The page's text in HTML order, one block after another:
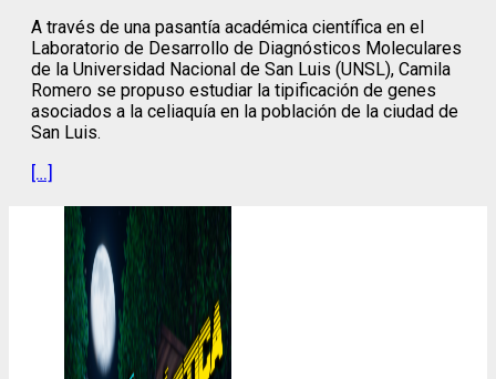
A través de una pasantía académica científica en el
Laboratorio de Desarrollo de Diagnósticos Moleculares
de la Universidad Nacional de San Luis (UNSL), Camila
Romero se propuso estudiar la tipificación de genes
asociados a la celiaquía en la población de la ciudad de
San Luis.
[…]